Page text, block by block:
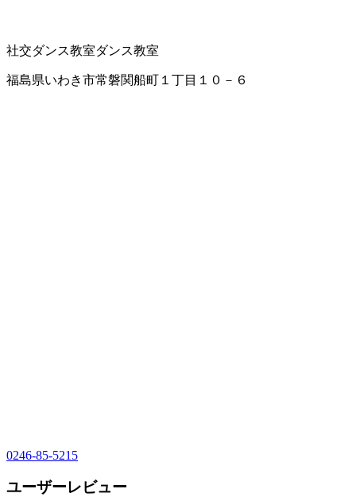
社交ダンス教室ダンス教室
福島県いわき市常磐関船町１丁目１０－６
0246-85-5215
ユーザーレビュー